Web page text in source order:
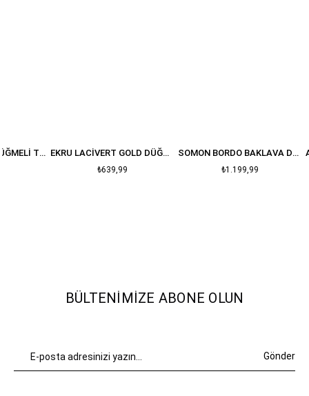
LACIVERT GOLD DÜĞMELI TRIKO HIRKA EKRU LACIVERT GOLD DÜĞMELI TRIKO HIRKA
₺639,99
SOMON BORDO BAKLAVA DESENLI DÜĞMELI YÜN HIRKA
₺1.199,99
BÜLTENIMIZE ABONE OLUN
Gönder